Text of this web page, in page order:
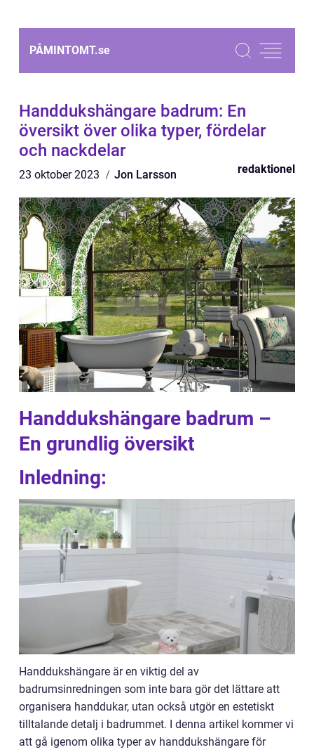
PÅMINTOMT.se
Handdukshängare badrum: En
översikt över olika typer, fördelar
och nackdelar
23 oktober 2023 Jon Larsson redaktionel
Handdukshängare badrum –
En grundlig översikt
Inledning:
Handdukshängare är en viktig del av
badrumsinredningen som inte bara gör det lättare att
organisera handdukar, utan också utgör en estetiskt
tilltalande detalj i badrummet. I denna artikel kommer vi
att gå igenom olika typer av handdukshängare för